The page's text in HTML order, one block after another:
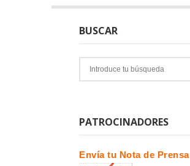
BUSCAR
PATROCINADORES
Envía tu Nota de Prensa